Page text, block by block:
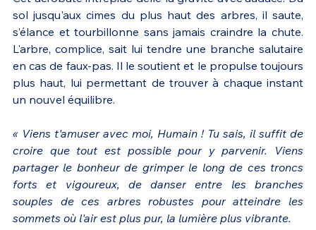
sol jusqu'aux cimes du plus haut des arbres, il saute,
s’élance et tourbillonne sans jamais craindre la chute.
L'arbre, complice, sait lui tendre une branche salutaire
en cas de faux-pas. Il le soutient et le propulse toujours
plus haut, lui permettant de trouver à chaque instant
un nouvel équilibre.
« Viens t'amuser avec moi, Humain ! Tu sais, il suffit de
croire que tout est possible pour y parvenir. Viens
partager le bonheur de grimper le long de ces troncs
forts et vigoureux, de danser entre les branches
souples de ces arbres robustes pour atteindre les
sommets où l'air est plus pur, la lumière plus vibrante.